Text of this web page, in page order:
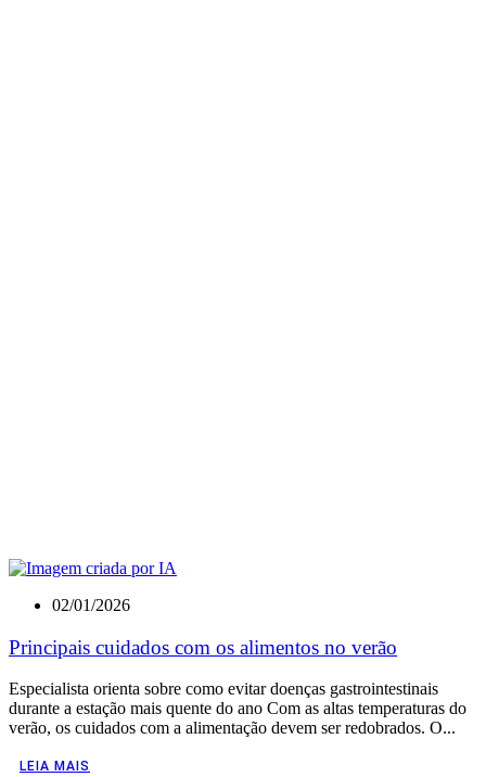
02/01/2026
Principais cuidados com os alimentos no verão
Especialista orienta sobre como evitar doenças gastrointestinais
durante a estação mais quente do ano Com as altas temperaturas do
verão, os cuidados com a alimentação devem ser redobrados. O...
LEIA MAIS